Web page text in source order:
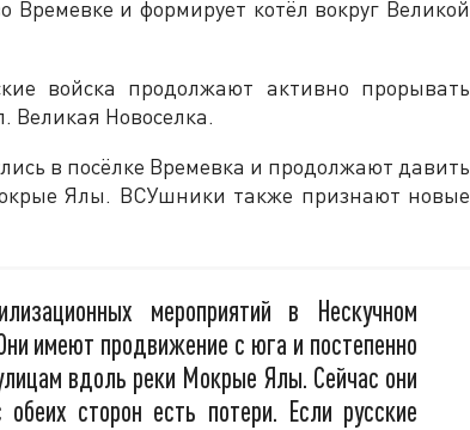
и формирует котёл вокруг Великой
войска продолжают активно прорывать
Великая Новоселка.
в посёлке Времевка и продолжают давить
Ялы. ВСУшники также признают новые
мероприятий в Нескучном
имеют продвижение с юга и постепенно
вдоль реки Мокрые Ялы. Сейчас они
сторон есть потери. Если русские